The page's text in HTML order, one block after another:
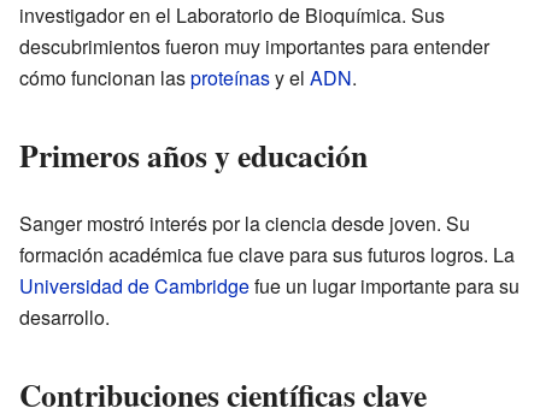
investigador en el Laboratorio de Bioquímica. Sus
descubrimientos fueron muy importantes para entender
cómo funcionan lasproteínasy el ADN.
Primeros años y educación
Sanger mostró interés por la ciencia desde joven. Su
formación académica fue clave para sus futuros logros. La
Universidad de Cambridgefue un lugar importante para su
desarrollo.
Contribuciones científicas clave